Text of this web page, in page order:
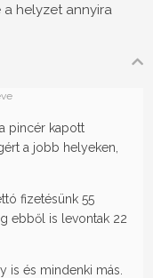
helyzet annyira
pincér kapott
a jobb helyeken,
fizetésünk 55
ebből is levontak 22
is és mindenki más.